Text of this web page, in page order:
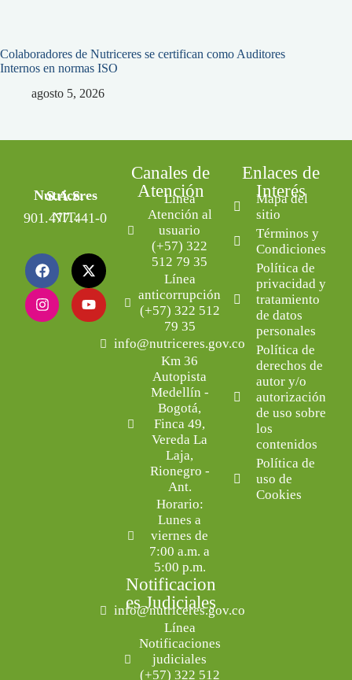
Colaboradores de Nutriceres se certifican como Auditores
Internos en normas ISO
agosto 5, 2026
Nutriceres S.A.S.
NIT: 901.477.441-0
Canales de
Atención
Línea
Atención al
usuario
(+57) 322
512 79 35
Línea
anticorrupción
(+57) 322 512
79 35
info@nutriceres.gov.co
Km 36
Autopista
Medellín -
Bogotá,
Finca 49,
Vereda La
Laja,
Rionegro -
Ant.
Horario:
Lunes a
viernes de
7:00 a.m. a
5:00 p.m.
Notificacion
es Judiciales
info@nutriceres.gov.co
Línea
Notificaciones
judiciales
(+57) 322 512
Enlaces de
Interés
Mapa del
sitio
Términos y
Condiciones
Política de
privacidad y
tratamiento
de datos
personales
Política de
derechos de
autor y/o
autorización
de uso sobre
los
contenidos
Política de
uso de
Cookies